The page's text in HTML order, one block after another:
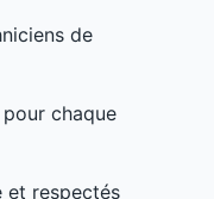
de
chaque
et respectés